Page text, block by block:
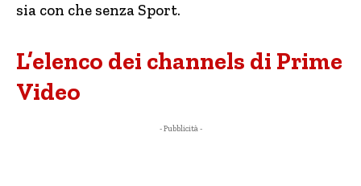
sia con che senza Sport.
L’elenco dei channels di Prime
Video
- Pubblicità -